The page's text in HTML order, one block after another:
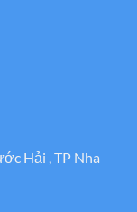
Hải , TP Nha